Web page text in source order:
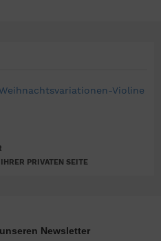
Violine
PRIVATEN SEITE
Newsletter